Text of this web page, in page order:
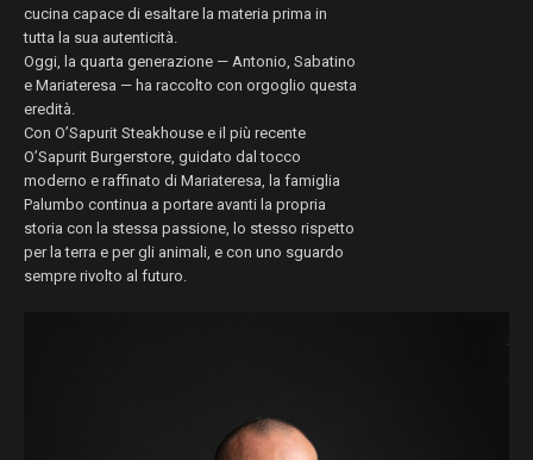
cucina capace di esaltare la materia prima in
tutta la sua autenticità.
Oggi, la quarta generazione — Antonio, Sabatino
e Mariateresa — ha raccolto con orgoglio questa
eredità.
Con O’Sapurit Steakhouse e il più recente
O’Sapurit Burgerstore, guidato dal tocco
moderno e raffinato di Mariateresa, la famiglia
Palumbo continua a portare avanti la propria
storia con la stessa passione, lo stesso rispetto
per la terra e per gli animali, e con uno sguardo
sempre rivolto al futuro.